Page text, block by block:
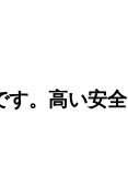
す。高い安全